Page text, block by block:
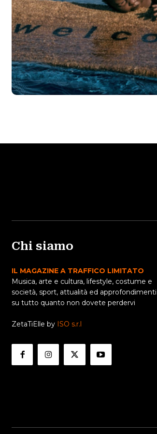
Chi siamo
IL MAGAZINE A TRAFFICO LIMITATO
Musica, arte e cultura, lifestyle, costume e
società, sport, attualità ed approfondimenti
su tutto quanto non dovete perdervi
ZetaTiElle by ISO s.r.l